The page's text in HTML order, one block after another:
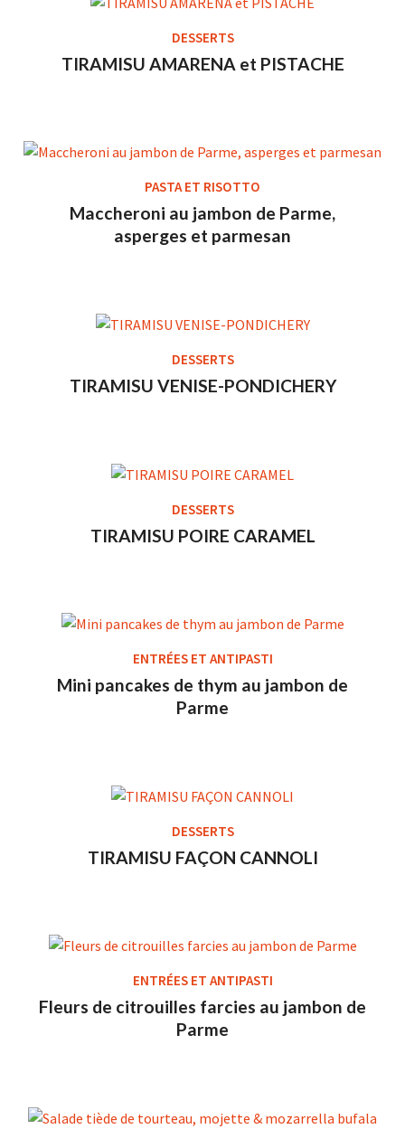
DESSERTS
TIRAMISU AMARENA et PISTACHE
PASTA ET RISOTTO
Maccheroni au jambon de Parme,
asperges et parmesan
DESSERTS
TIRAMISU VENISE-PONDICHERY
DESSERTS
TIRAMISU POIRE CARAMEL
ENTRÉES ET ANTIPASTI
Mini pancakes de thym au jambon de
Parme
DESSERTS
TIRAMISU FAÇON CANNOLI
ENTRÉES ET ANTIPASTI
Fleurs de citrouilles farcies au jambon de
Parme